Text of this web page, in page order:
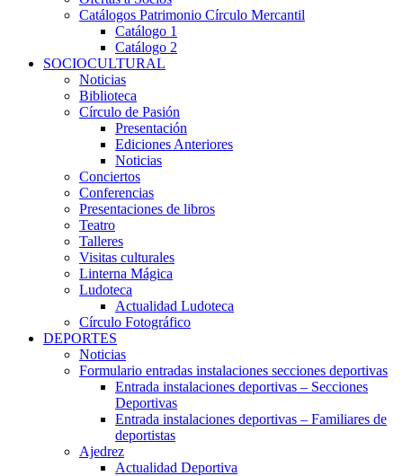
Catálogos Patrimonio Círculo Mercantil
Catálogo 1
Catálogo 2
SOCIOCULTURAL
Noticias
Biblioteca
Círculo de Pasión
Presentación
Ediciones Anteriores
Noticias
Conciertos
Conferencias
Presentaciones de libros
Teatro
Talleres
Visitas culturales
Linterna Mágica
Ludoteca
Actualidad Ludoteca
Círculo Fotográfico
DEPORTES
Noticias
Formulario entradas instalaciones secciones deportivas
Entrada instalaciones deportivas – Secciones
Deportivas
Entrada instalaciones deportivas – Familiares de
deportistas
Ajedrez
Actualidad Deportiva